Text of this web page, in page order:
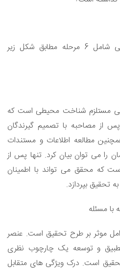
فرآیند انجام تحقیقات بازاریابی شامل 6 مرحله مطابق شکل زیر
مستلزم شناخت محیطی است که
از مصاحبه با تصمیم گیرندگان
مطالعه اطلاعات و مستندات
را می توان بیان کرد. تنها پس از
که محقق می تواند با اطمینان
تحقیق بپردازد.
مسئله
موثر بر طرح تحقیق است. عنصر
تطبیق و توسعه یک چارچوب نظری
است. درک ویژگی های متقابل